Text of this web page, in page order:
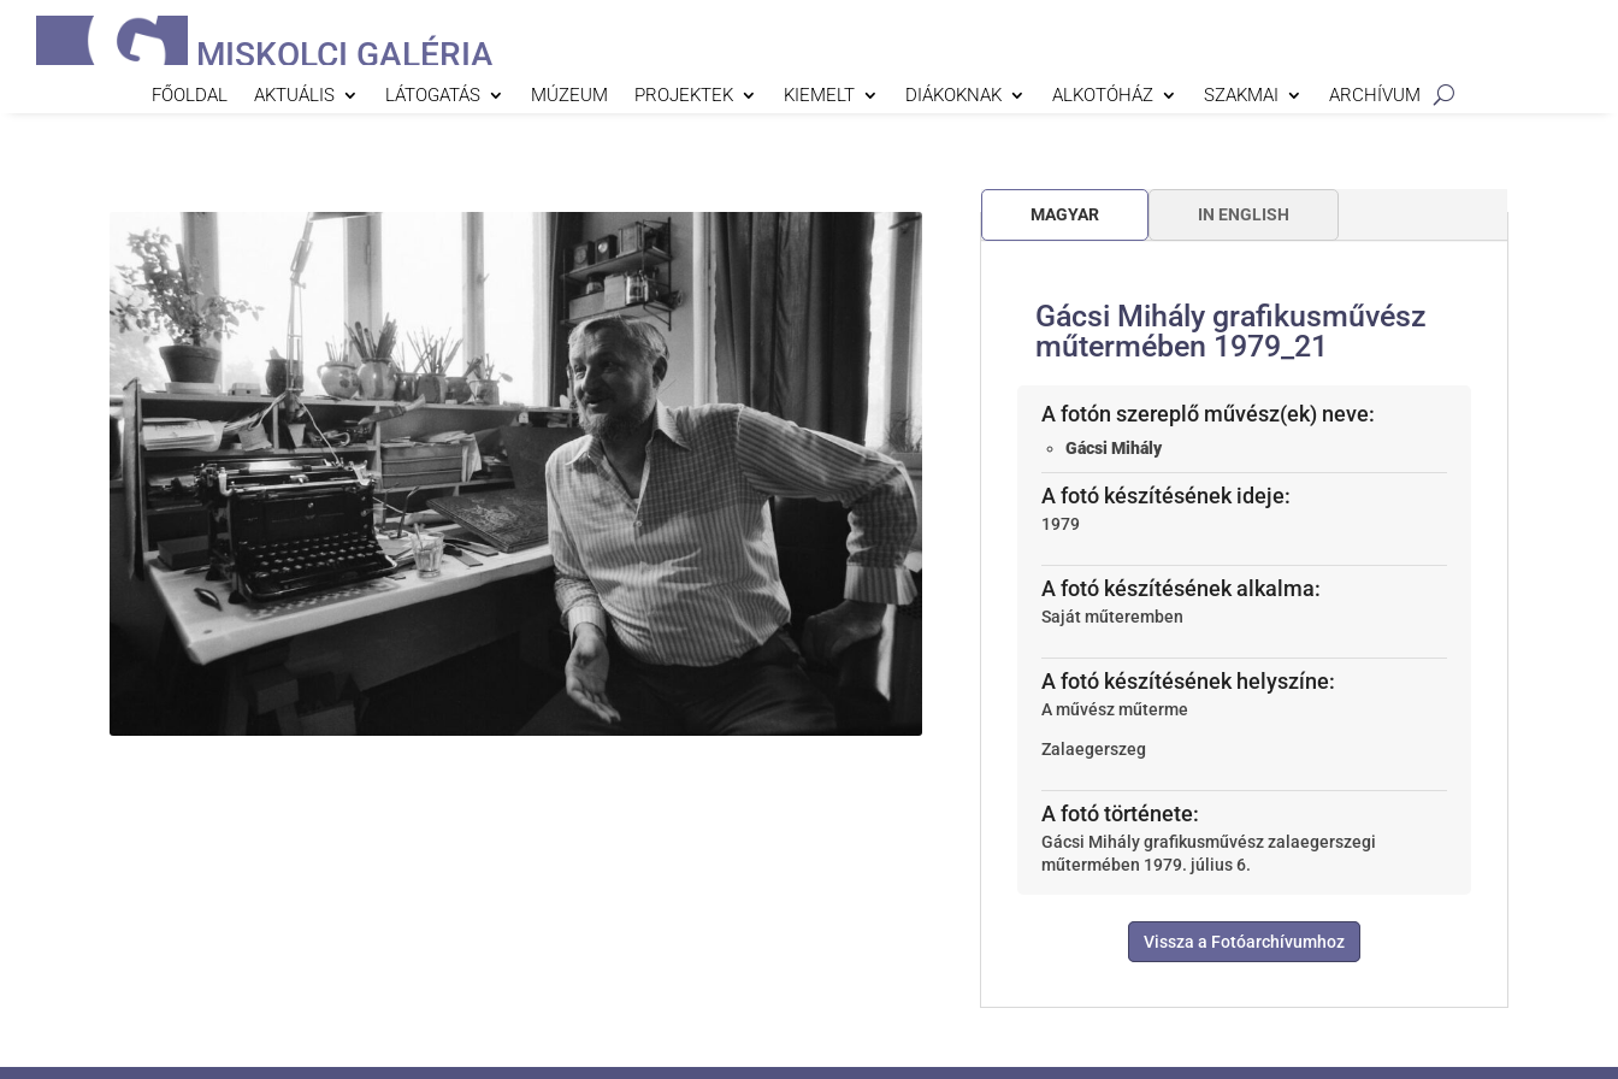
MISKOLCI GALÉRIA
FŐOLDAL AKTUÁLIS LÁTOGATÁS MÚZEUM PROJEKTEK KIEMELT DIÁKOKNAK ALKOTÓHÁZ SZAKMAI ARCHÍVUM
MAGYAR IN ENGLISH
Gácsi Mihály grafikusművész
műtermében 1979_21
A fotón szereplő művész(ek) neve:
Gácsi Mihály
A fotó készítésének ideje:
1979
A fotó készítésének alkalma:
Saját műteremben
A fotó készítésének helyszíne:
A művész műterme
Zalaegerszeg
A fotó története:
Gácsi Mihály grafikusművész zalaegerszegi
műtermében 1979. július 6.
Vissza a Fotóarchívumhoz